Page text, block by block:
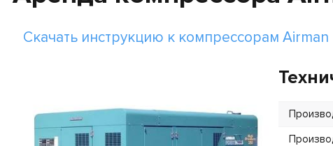
Скачать инструкцию к компрессорам Airman